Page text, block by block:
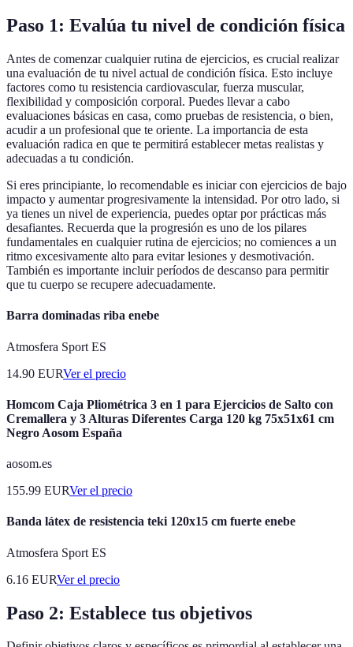
Paso 1: Evalúa tu nivel de condición física
Antes de comenzar cualquier rutina de ejercicios, es crucial realizar
una evaluación de tu nivel actual de condición física. Esto incluye
factores como tu resistencia cardiovascular, fuerza muscular,
flexibilidad y composición corporal. Puedes llevar a cabo
evaluaciones básicas en casa, como pruebas de resistencia, o bien,
acudir a un profesional que te oriente. La importancia de esta
evaluación radica en que te permitirá establecer metas realistas y
adecuadas a tu condición.
Si eres principiante, lo recomendable es iniciar con ejercicios de bajo
impacto y aumentar progresivamente la intensidad. Por otro lado, si
ya tienes un nivel de experiencia, puedes optar por prácticas más
desafiantes. Recuerda que la progresión es uno de los pilares
fundamentales en cualquier rutina de ejercicios; no comiences a un
ritmo excesivamente alto para evitar lesiones y desmotivación.
También es importante incluir períodos de descanso para permitir
que tu cuerpo se recupere adecuadamente.
Barra dominadas riba enebe
Atmosfera Sport ES
14.90 EURVer el precio
Homcom Caja Pliométrica 3 en 1 para Ejercicios de Salto con
Cremallera y 3 Alturas Diferentes Carga 120 kg 75x51x61 cm
Negro Aosom España
aosom.es
155.99 EURVer el precio
Banda látex de resistencia teki 120x15 cm fuerte enebe
Atmosfera Sport ES
6.16 EURVer el precio
Paso 2: Establece tus objetivos